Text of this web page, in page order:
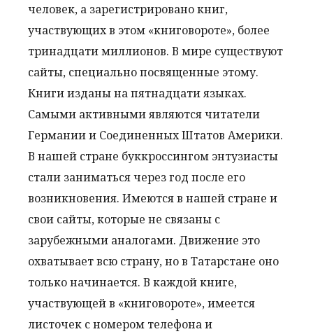
человек, а зарегистрировано книг,
участвующих в этом «книговороте», более
тринадцати миллионов. В мире существуют
сайты, специально посвященные этому.
Книги изданы на пятнадцати языках.
Самыми активными являются читатели
Германии и Соединенных Штатов Америки.
В нашей стране буккроссингом энтузиасты
стали заниматься через год после его
возникновения. Имеются в нашей стране и
свои сайты, которые не связаны с
зарубежными аналогами. Движение это
охватывает всю страну, но в Татарстане оно
только начинается. В каждой книге,
участвующей в «книговороте», имеется
листочек с номером телефона и